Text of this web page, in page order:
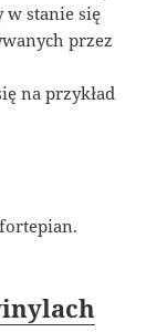
w stanie się
przez
na przykład